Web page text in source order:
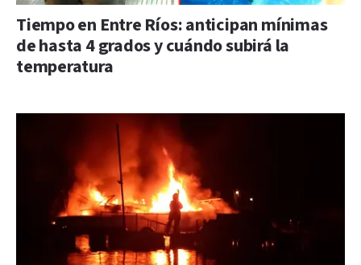
Tiempo en Entre Ríos: anticipan mínimas
de hasta 4 grados y cuándo subirá la
temperatura